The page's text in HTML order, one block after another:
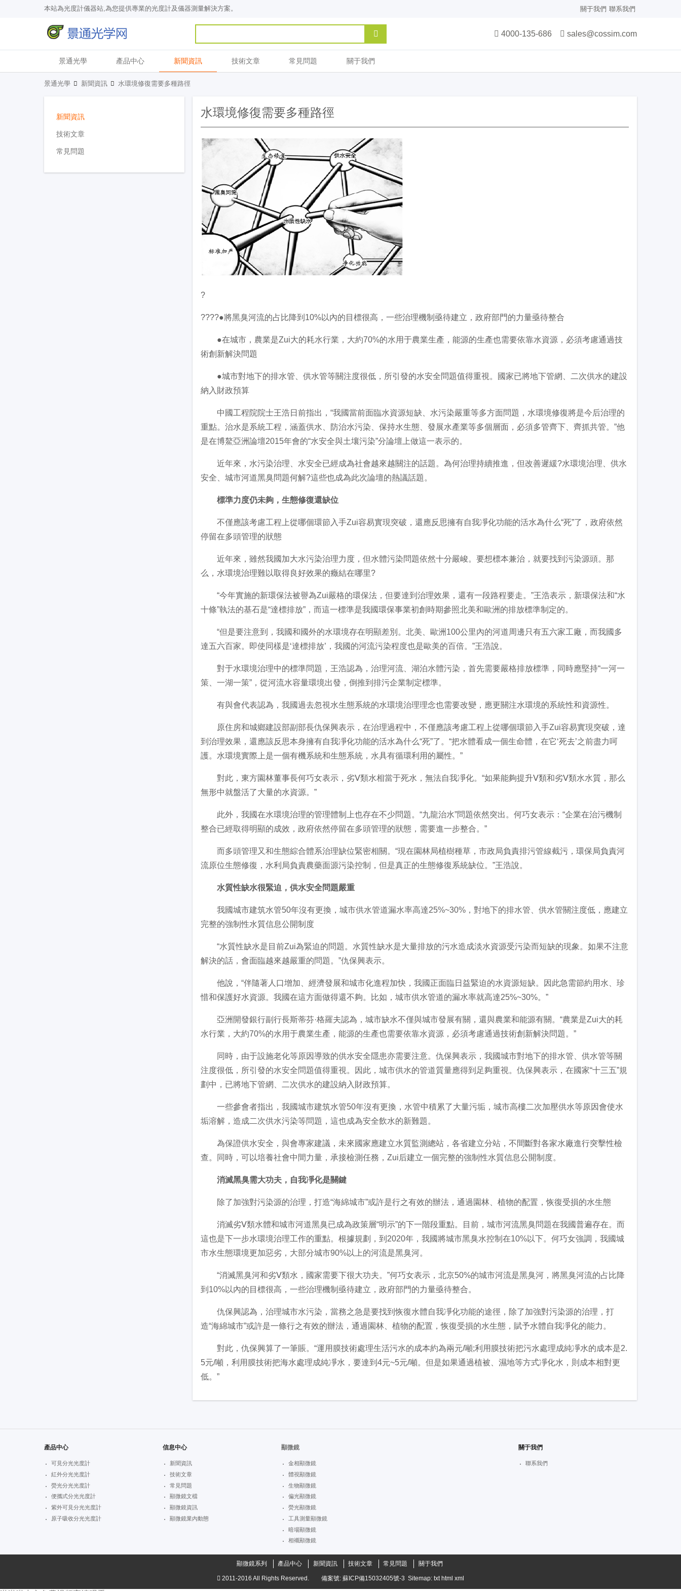
本站為光度計儀器站,為您提供專業的光度計及儀器測量解決方案。 關于我們 聯系我們
4000-135-686 sales@cossim.com
景通光學 產品中心 新聞資訊 技術文章 常見問題 關于我們
景通光學 新聞資訊 水環境修復需要多種路徑
新聞資訊
技術文章
常見問題
水環境修復需要多種路徑
?
????●將黑臭河流的占比降到10%以內的目標很高，一些治理機制亟待建立，政府部門的力量亟待整合
●在城市，農業是Zui大的耗水行業，大約70%的水用于農業生產，能源的生產也需要依靠水資源，必須考慮通過技
術創新解決問題
●城市對地下的排水管、供水管等關注度很低，所引發的水安全問題值得重視。國家已將地下管網、二次供水的建設
納入財政預算
中國工程院院士王浩日前指出，“我國當前面臨水資源短缺、水污染嚴重等多方面問題，水環境修復將是今后治理的
重點。治水是系統工程，涵蓋供水、防治水污染、保持水生態、發展水產業等多個層面，必須多管齊下、齊抓共管。”他
是在博鰲亞洲論壇2015年會的“水安全與土壤污染”分論壇上做這一表示的。
近年來，水污染治理、水安全已經成為社會越來越關注的話題。為何治理持續推進，但改善遲緩?水環境治理、供水
安全、城市河道黑臭問題何解?這些也成為此次論壇的熱議話題。
標準力度仍未夠，生態修復還缺位
不僅應該考慮工程上從哪個環節入手Zui容易實現突破，還應反思擁有自我凈化功能的活水為什么“死”了，政府依然
停留在多頭管理的狀態
近年來，雖然我國加大水污染治理力度，但水體污染問題依然十分嚴峻。要想標本兼治，就要找到污染源頭。那
么，水環境治理難以取得良好效果的癥結在哪里?
“今年實施的新環保法被譽為Zui嚴格的環保法，但要達到治理效果，還有一段路程要走。”王浩表示，新環保法和“水
十條”執法的基石是“達標排放”，而這一標準是我國環保事業初創時期參照北美和歐洲的排放標準制定的。
“但是要注意到，我國和國外的水環境存在明顯差別。北美、歐洲100公里內的河道周邊只有五六家工廠，而我國多
達五六百家。即使同樣是‘達標排放’，我國的河流污染程度也是歐美的百倍。”王浩說。
對于水環境治理中的標準問題，王浩認為，治理河流、湖泊水體污染，首先需要嚴格排放標準，同時應堅持“一河一
策、一湖一策”，從河流水容量環境出發，倒推到排污企業制定標準。
有與會代表認為，我國過去忽視水生態系統的水環境治理理念也需要改變，應更關注水環境的系統性和資源性。
原住房和城鄉建設部副部長仇保興表示，在治理過程中，不僅應該考慮工程上從哪個環節入手Zui容易實現突破，達
到治理效果，還應該反思本身擁有自我凈化功能的活水為什么“死”了。“把水體看成一個生命體，在它‘死去’之前盡力呵
護。水環境實際上是一個有機系統和生態系統，水具有循環利用的屬性。”
對此，東方園林董事長何巧女表示，劣Ⅴ類水相當于死水，無法自我凈化。“如果能夠提升Ⅴ類和劣Ⅴ類水水質，那么
無形中就盤活了大量的水資源。”
此外，我國在水環境治理的管理體制上也存在不少問題。“九龍治水”問題依然突出。何巧女表示：“企業在治污機制
整合已經取得明顯的成效，政府依然停留在多頭管理的狀態，需要進一步整合。”
而多頭管理又和生態綜合體系治理缺位緊密相關。“現在園林局植樹種草，市政局負責排污管線截污，環保局負責河
流原位生態修復，水利局負責農藥面源污染控制，但是真正的生態修復系統缺位。”王浩說。
水質性缺水很緊迫，供水安全問題嚴重
我國城市建筑水管50年沒有更換，城市供水管道漏水率高達25%~30%，對地下的排水管、供水管關注度低，應建立
完整的強制性水質信息公開制度
“水質性缺水是目前Zui為緊迫的問題。水質性缺水是大量排放的污水造成淡水資源受污染而短缺的現象。如果不注意
解決的話，會面臨越來越嚴重的問題。”仇保興表示。
他說，“伴隨著人口增加、經濟發展和城市化進程加快，我國正面臨日益緊迫的水資源短缺。因此急需節約用水、珍
惜和保護好水資源。我國在這方面做得還不夠。比如，城市供水管道的漏水率就高達25%~30%。”
亞洲開發銀行副行長斯蒂芬·格羅夫認為，城市缺水不僅與城市發展有關，還與農業和能源有關。“農業是Zui大的耗
水行業，大約70%的水用于農業生產，能源的生產也需要依靠水資源，必須考慮通過技術創新解決問題。”
同時，由于設施老化等原因導致的供水安全隱患亦需要注意。仇保興表示，我國城市對地下的排水管、供水管等關
注度很低，所引發的水安全問題值得重視。因此，城市供水的管道質量應得到足夠重視。仇保興表示，在國家“十三五”規
劃中，已將地下管網、二次供水的建設納入財政預算。
一些參會者指出，我國城市建筑水管50年沒有更換，水管中積累了大量污垢，城市高樓二次加壓供水等原因會使水
垢溶解，造成二次供水污染等問題，這也成為安全飲水的新難題。
為保證供水安全，與會專家建議，未來國家應建立水質監測總站，各省建立分站，不間斷對各家水廠進行突擊性檢
查。同時，可以培養社會中間力量，承接檢測任務，Zui后建立一個完整的強制性水質信息公開制度。
消滅黑臭需大功夫，自我凈化是關鍵
除了加強對污染源的治理，打造“海綿城市”或許是行之有效的辦法，通過園林、植物的配置，恢復受損的水生態
消滅劣Ⅴ類水體和城市河道黑臭已成為政策層“明示”的下一階段重點。目前，城市河流黑臭問題在我國普遍存在。而
這也是下一步水環境治理工作的重點。根據規劃，到2020年，我國將城市黑臭水控制在10%以下。何巧女強調，我國城
市水生態環境更加惡劣，大部分城市90%以上的河流是黑臭河。
“消滅黑臭河和劣Ⅴ類水，國家需要下很大功夫。”何巧女表示，北京50%的城市河流是黑臭河，將黑臭河流的占比降
到10%以內的目標很高，一些治理機制亟待建立，政府部門的力量亟待整合。
仇保興認為，治理城市水污染，當務之急是要找到恢復水體自我凈化功能的途徑，除了加強對污染源的治理，打
造“海綿城市”或許是一條行之有效的辦法，通過園林、植物的配置，恢復受損的水生態，賦予水體自我凈化的能力。
對此，仇保興算了一筆賬。“運用膜技術處理生活污水的成本約為兩元/噸;利用膜技術把污水處理成純凈水的成本是2.
5元/噸，利用膜技術把海水處理成純凈水，要達到4元~5元/噸。但是如果通過植被、濕地等方式凈化水，則成本相對更
低。”
產品中心
可見分光光度計
紅外分光光度計
熒光分光光度計
便攜式分光光度計
紫外可見分光光度計
原子吸收分光光度計
信息中心
新聞資訊
技術文章
常見問題
顯微鏡文檔
顯微鏡資訊
顯微鏡業內動態
顯微鏡
金相顯微鏡
體視顯微鏡
生物顯微鏡
偏光顯微鏡
熒光顯微鏡
工具測量顯微鏡
暗場顯微鏡
相襯顯微鏡
關于我們
聯系我們
顯微鏡系列 產品中心 新聞資訊 技術文章 常見問題 關于我們
2011-2016 All Rights Reserved. 備案號: 蘇ICP備15032405號-3 Sitemap: txt html xml